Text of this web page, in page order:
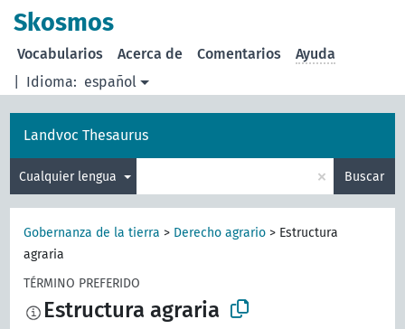
Skosmos
Idioma: español
Vocabularios Acerca de Comentarios Ayuda
Landvoc Thesaurus
Cualquier lengua × Buscar
Gobernanza de la tierra > Derecho agrario > Estructura
agraria
TÉRMINO PREFERIDO
Estructura agraria